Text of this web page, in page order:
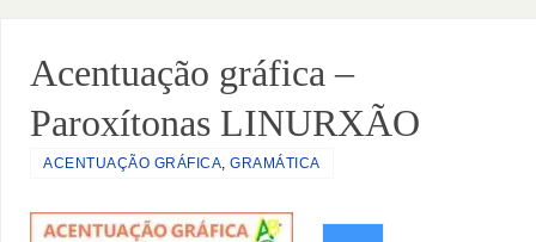
Acentuação gráfica –
Paroxítonas LINURXÃO
ACENTUAÇÃO GRÁFICA,GRAMÁTICA